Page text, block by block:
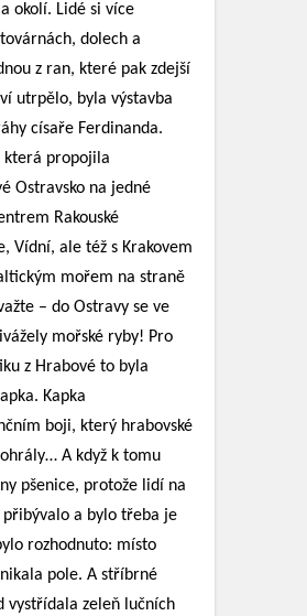
okolí. Lidé si více
dolech a
z ran, které pak zdejší
utrpělo, byla výstavba
císaře Ferdinanda.
která propojila
Ostravsko na jedné
Rakouské
Vídní, ale též s Krakovem
mořem na straně
– do Ostravy se ve
mořské ryby! Pro
z Hrabové to byla
Kapka
boji, který hrabovské
A když k tomu
pšenice, protože lidí na
přibývalo a bylo třeba je
rozhodnuto: místo
pole. A stříbrné
vystřídala zeleň lučních